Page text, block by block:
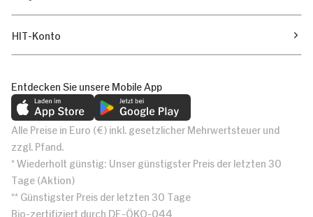
HIT-Konto
Entdecken Sie unsere Mobile App
Alle Preise in Euro (€) inkl. gesetzlicher Mehrwertsteuer und
zzgl. Pfand.
* Wiederholt günstig: Unser günstigster Preis der letzten 30
Tage (Aktion)
** Günstigster Preis der letzten 30 Tage
Bio-zertifiziert durch DE-ÖKO-044